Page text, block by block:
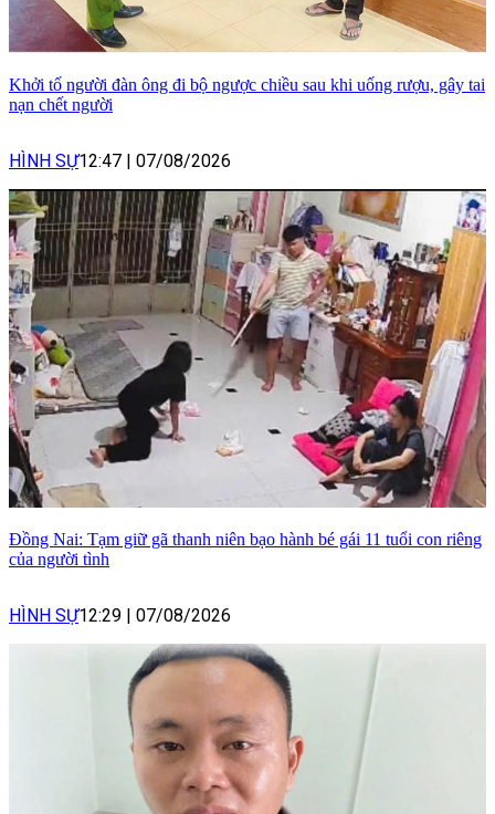
Khởi tố người đàn ông đi bộ ngược chiều sau khi uống rượu, gây tai
nạn chết người
HÌNH SỰ12:47 | 07/08/2026
Đồng Nai: Tạm giữ gã thanh niên bạo hành bé gái 11 tuổi con riêng
của người tình
HÌNH SỰ12:29 | 07/08/2026